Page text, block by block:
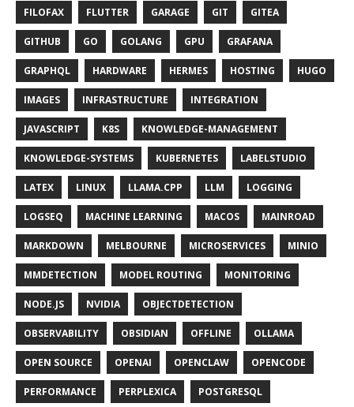
FILOFAX FLUTTER GARAGE GIT GITEA
GITHUB GO GOLANG GPU GRAFANA
GRAPHQL HARDWARE HERMES HOSTING HUGO
IMAGES INFRASTRUCTURE INTEGRATION
JAVASCRIPT K8S KNOWLEDGE-MANAGEMENT
KNOWLEDGE-SYSTEMS KUBERNETES LABELSTUDIO
LATEX LINUX LLAMA.CPP LLM LOGGING
LOGSEQ MACHINE LEARNING MACOS MAINROAD
MARKDOWN MELBOURNE MICROSERVICES MINIO
MMDETECTION MODEL ROUTING MONITORING
NODE.JS NVIDIA OBJECTDETECTION
OBSERVABILITY OBSIDIAN OFFLINE OLLAMA
OPEN SOURCE OPENAI OPENCLAW OPENCODE
PERFORMANCE PERPLEXICA POSTGRESQL